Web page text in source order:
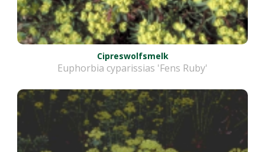
Cipreswolfsmelk
Euphorbia cyparissias 'Fens Ruby'